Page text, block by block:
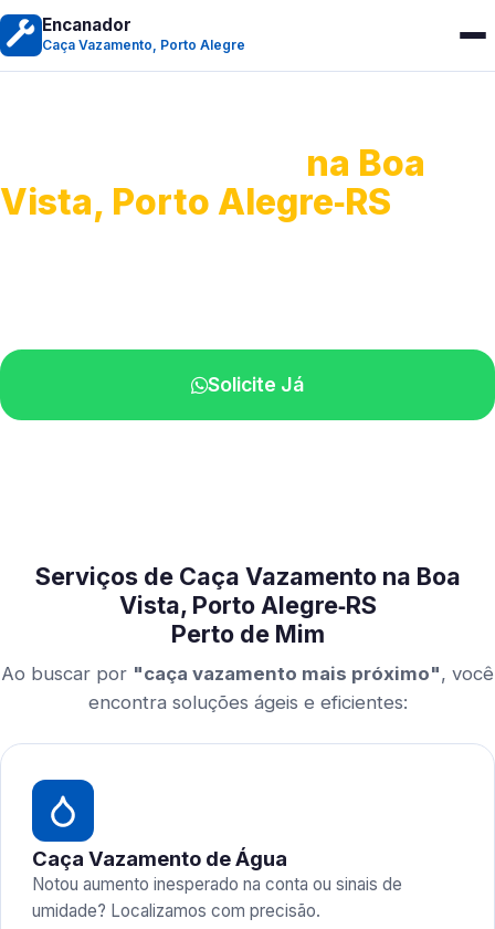
Encanador
Caça Vazamento, Porto Alegre
na Boa
Vista, Porto Alegre‑RS
Solicite Já
Serviços de Caça Vazamento na Boa
Vista, Porto Alegre‑RS
Perto de Mim
Ao buscar por "caça vazamento mais próximo", você
encontra soluções ágeis e eficientes:
Caça Vazamento de Água
Notou aumento inesperado na conta ou sinais de
umidade? Localizamos com precisão.